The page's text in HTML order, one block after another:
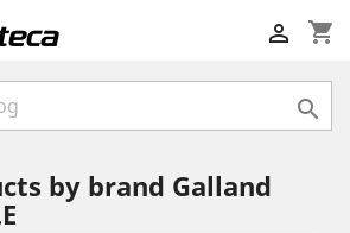
shopping_cart


by brand Galland